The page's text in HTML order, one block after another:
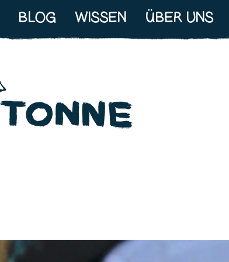
BLOG WISSEN ÜBER UNS